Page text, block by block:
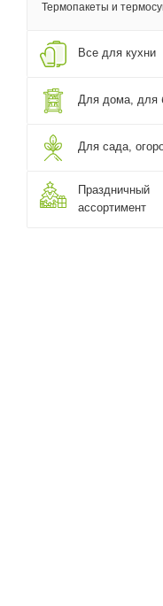
Термопакеты и
Все для кухни
Для дома, для
Для сада,
Праздничный
ассортимент